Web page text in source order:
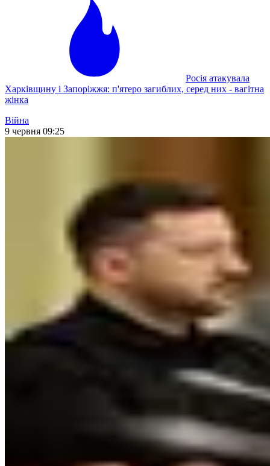
Росія атакувала
Харківщину і Запоріжжя: п'ятеро загиблих, серед них - вагітна
жінка
Війна
9 червня 09:25